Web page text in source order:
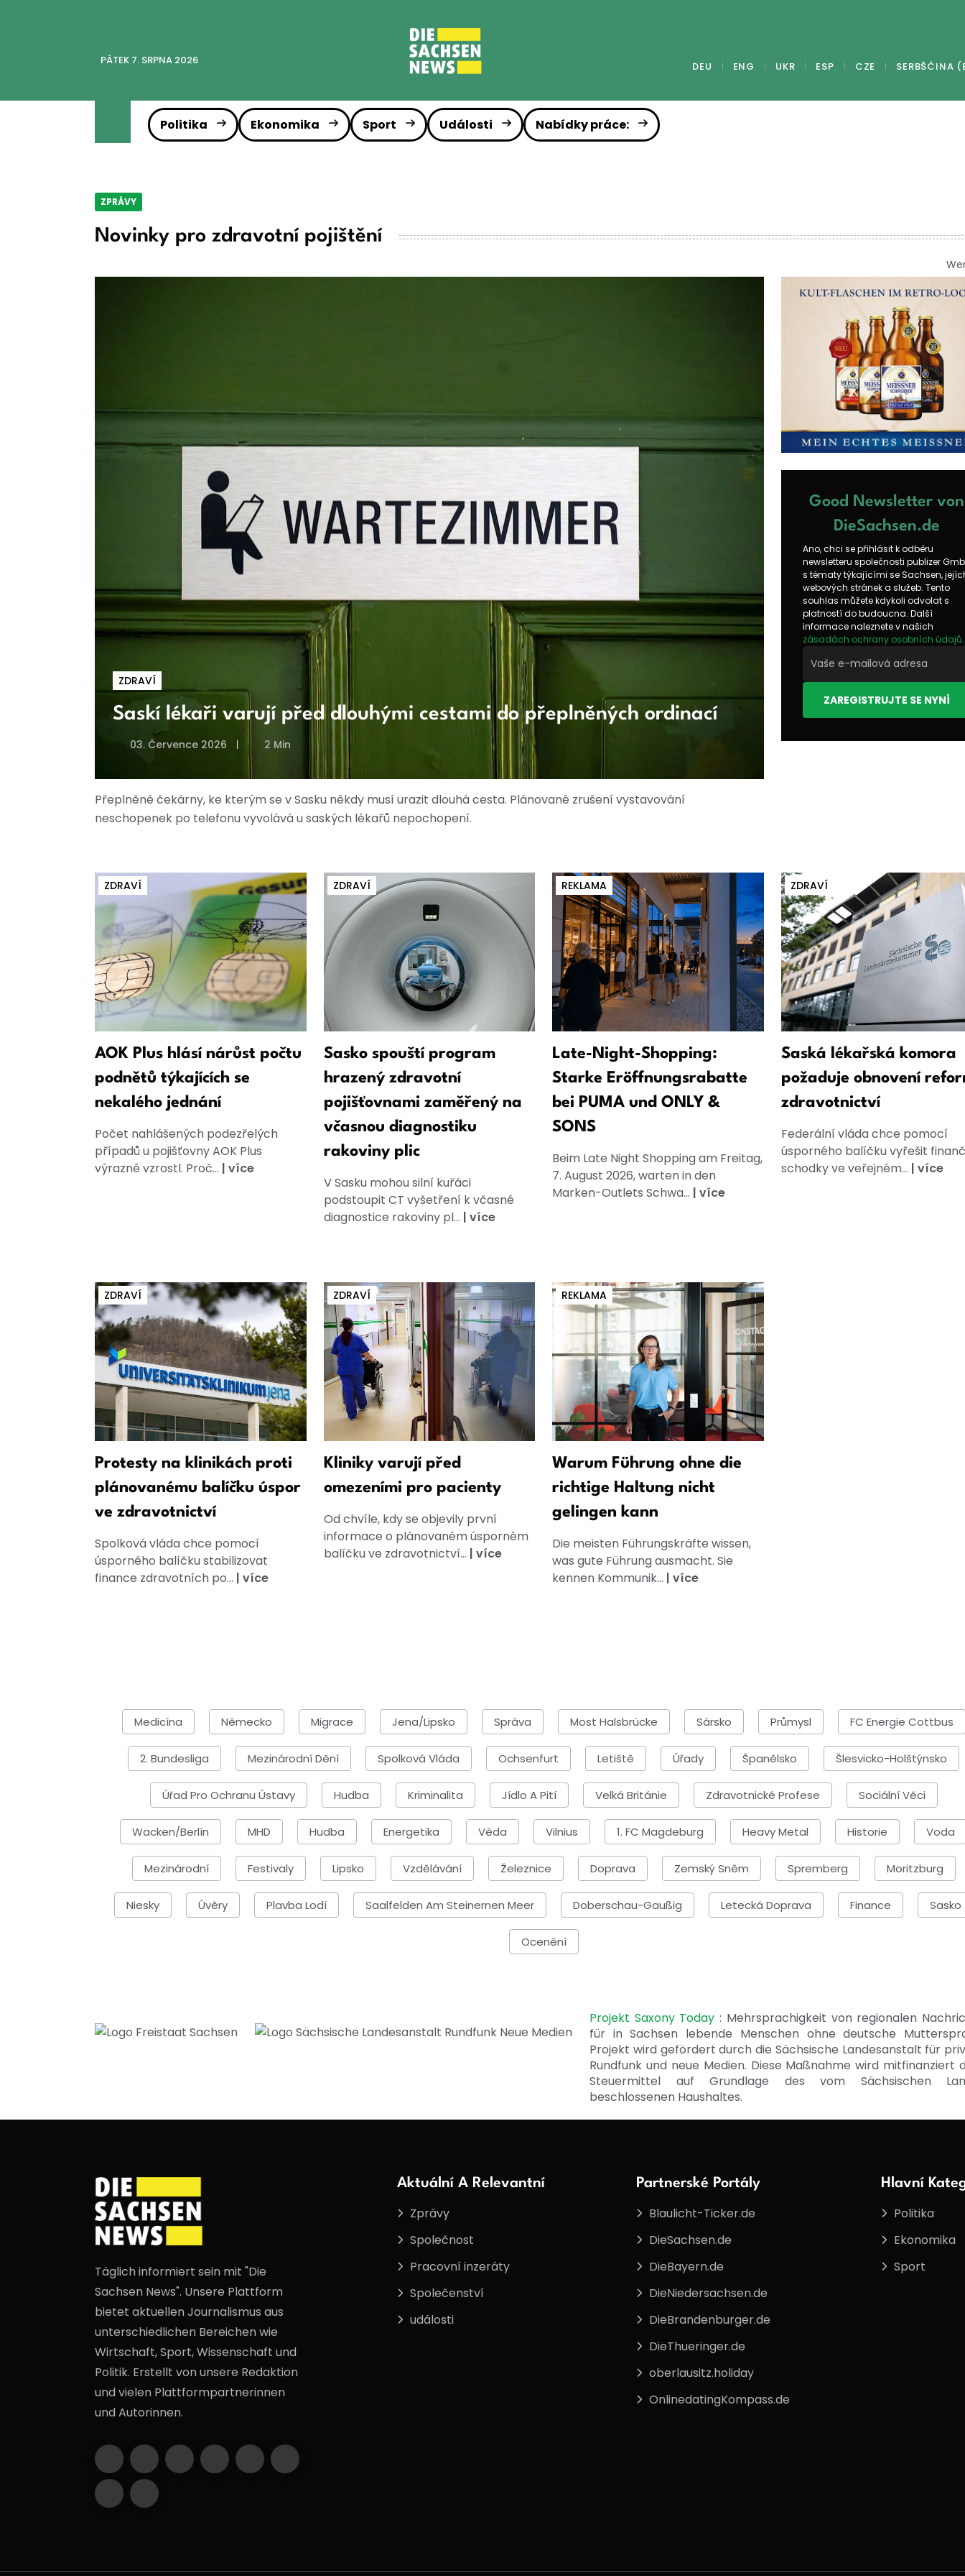
PÁTEK 7. SRPNA 2026 DEU ENG UKR ESP CZE SERBŠĆINA
Politika Ekonomika Sport Události Nabídky práce:
ZPRÁVY
Novinky pro zdravotní pojištění
ZDRAVÍ
Saskí lékaři varují před dlouhými cestami do přeplněných ordinací
03. Července 2026 2 Min
Přeplněné čekárny, ke kterým se v Sasku někdy musí urazit dlouhá cesta. Plánované zrušení vystavování
neschopenek po telefonu vyvolává u saských lékařů nepochopení.
Good Newsletter von
DieSachsen.de
Ano, chci se přihlásit k odběru
newsletteru společnosti publizer
s tématy týkajícími se Sachsen,
webových stránek a služeb. Tento
souhlas můžete kdykoli odvolat s
platností do budoucna. Další
informace naleznete v našich
zásadách ochrany osobních údajů.
ZAREGISTRUJTE SE NYNÍ
ZDRAVÍ
AOK Plus hlásí nárůst počtu
podnětů týkajících se
nekalého jednání
Počet nahlášených podezřelých
případů u pojišťovny AOK Plus
výrazně vzrostl. Proč... | více
ZDRAVÍ
Sasko spouští program
hrazený zdravotní
pojišťovnami zaměřený na
včasnou diagnostiku
rakoviny plic
V Sasku mohou silní kuřáci
podstoupit CT vyšetření k včasné
diagnostice rakoviny pl... | více
REKLAMA
Late-Night-Shopping:
Starke Eröffnungsrabatte
bei PUMA und ONLY &
SONS
Beim Late Night Shopping am Freitag,
7. August 2026, warten in den
Marken-Outlets Schwa... | více
ZDRAVÍ
Saská lékařská komora
požaduje obnovení
zdravotnictví
Federální vláda chce pomocí
úsporného balíčku vyřešit
schodky ve veřejném... | více
ZDRAVÍ
Protesty na klinikách proti
plánovanému balíčku úspor
ve zdravotnictví
Spolková vláda chce pomocí
úsporného balíčku stabilizovat
finance zdravotních po... | více
ZDRAVÍ
Kliniky varují před
omezeními pro pacienty
Od chvíle, kdy se objevily první
informace o plánovaném úsporném
balíčku ve zdravotnictví... | více
REKLAMA
Warum Führung ohne die
richtige Haltung nicht
gelingen kann
Die meisten Führungskräfte wissen,
was gute Führung ausmacht. Sie
kennen Kommunik... | více
Medicína Německo Migrace Jena/Lipsko Správa Most Halsbrücke Sársko Průmysl FC Energie Cottbus
2. Bundesliga Mezinárodní Dění Spolková Vláda Ochsenfurt Letiště Úřady Španělsko Šlesvicko-Holštýnsko
Úřad Pro Ochranu Ústavy Hudba Kriminalita Jídlo A Pití Velká Británie Zdravotnické Profese Sociální Věci
Wacken/Berlín MHD Hudba Energetika Věda Vilnius 1. FC Magdeburg Heavy Metal Historie Voda
Mezinárodní Festivaly Lipsko Vzdělávání Železnice Doprava Zemský Sněm Spremberg Moritzburg
Niesky Úvěry Plavba Lodí Saalfelden Am Steinernen Meer Doberschau-Gaußig Letecká Doprava Finance Sasko
Ocenění
Projekt Saxony Today: Mehrsprachigkeit von regionalen
für in Sachsen lebende Menschen ohne deutsche
Projekt wird gefördert durch die Sächsische Landesanstalt für
Rundfunk und neue Medien. Diese Maßnahme wird mitfinanziert
Steuermittel auf Grundlage des vom Sächsischen
beschlossenen Haushaltes.
Täglich informiert sein mit "Die
Sachsen News". Unsere Plattform
bietet aktuellen Journalismus aus
unterschiedlichen Bereichen wie
Wirtschaft, Sport, Wissenschaft und
Politik. Erstellt von unsere Redaktion
und vielen Plattformpartnerinnen
und Autorinnen.
Aktuální A Relevantní
Zprávy
Společnost
Pracovní inzeráty
Společenství
události
Partnerské Portály
Blaulicht-Ticker.de
DieSachsen.de
DieBayern.de
DieNiedersachsen.de
DieBrandenburger.de
DieThueringer.de
oberlausitz.holiday
OnlinedatingKompass.de
Hlavní
Politika
Ekonomika
Sport